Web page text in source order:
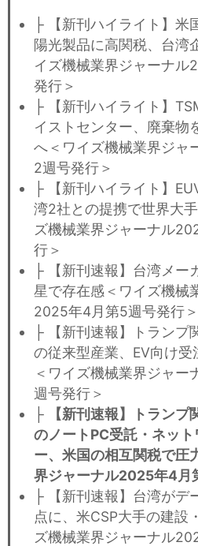
├ 【新刊ハイライト】米
陽光製品に高関税、台湾
イズ機械業界ジャーナ
発行＞
├ 【新刊ハイライト】
イストセンター、廃棄物
へ＜ワイズ機械業界ジャ
2週号発行＞
├ 【新刊ハイライト】
湾2社との提携で世界大
ズ機械業界ジャーナル
行＞
├ 【新刊速報】台湾メー
星で存在感＜ワイズ機械
2025年4月第5週号発行＞
├ 【新刊速報】トランプ
の従来型産業、EV向け受
＜ワイズ機械業界ジャ
週号発行＞
├
【新刊速報】トラン
のノートPC受託・ネッ
ー、米国の相互関税で圧
界ジャーナル2025年4月
├ 【新刊速報】台湾がデ
点に、米CSP大手の建設
ズ機械業界ジャーナル